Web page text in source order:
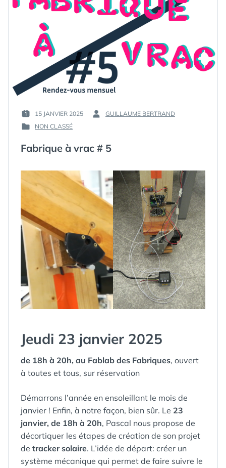
PUBLIÉ
LE :
15 JANVIER 2025
PAR :
GUILLAUME BERTRAND
PUBLIÉ
NON CLASSÉ
Fabrique à vrac # 5
Jeudi 23 janvier 2025
de 18h à 20h, au Fablab des Fabriques, ouvert
à toutes et tous, sur réservation
Démarrons l’année en ensoleillant le mois de
janvier ! Enfin, à notre façon, bien sûr. Le 23
janvier, de 18h à 20h, Pascal nous propose de
décortiquer les étapes de création de son projet
de tracker solaire. L’idée de départ: créer un
système mécanique qui permet de faire suivre le